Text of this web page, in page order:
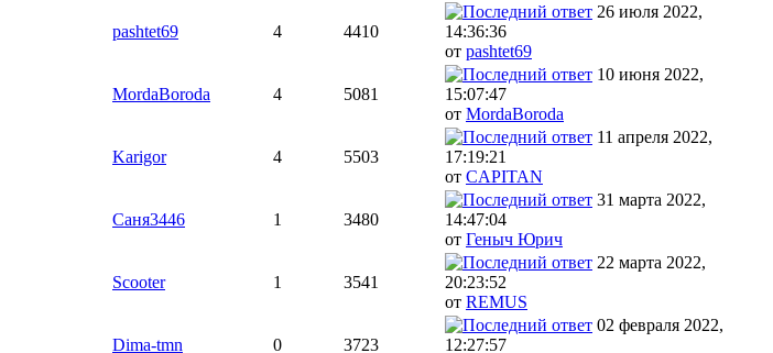
pashtet69 4 4410
26 июля 2022,
14:36:36
от pashtet69
MordaBoroda 4 5081
10 июня 2022,
15:07:47
от MordaBoroda
Karigor 4 5503
11 апреля 2022,
17:19:21
от CAPITAN
Саня3446 1 3480
31 марта 2022,
14:47:04
от Геныч Юрич
Scooter 1 3541
22 марта 2022,
20:23:52
от REMUS
Dima-tmn 0 3723
02 февраля 2022,
12:27:57